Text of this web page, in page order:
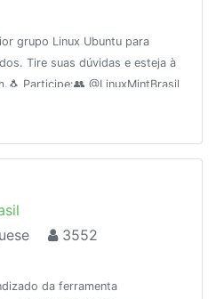
grupo Linux Ubuntu para
Tire suas dúvidas e esteja à
Participe:👥 @LinuxMintBrasil
@UbuntuBrasil
3552
da ferramenta